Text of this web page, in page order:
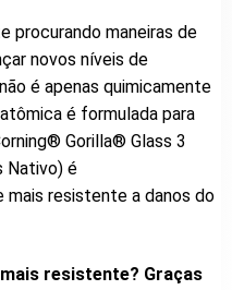
procurando maneiras de
novos níveis de
é apenas quimicamente
é formulada para
Gorilla® Glass 3
Nativo) é
mais resistente a danos do
resistente? Graças